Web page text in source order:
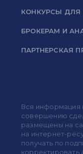
КОНКУРСЫ ДЛЯ
БРОКЕРАМ И
ПАРТНЕРСКАЯ
Вся информация
совершению
размещены на
на интернет-
получать по
корректировать